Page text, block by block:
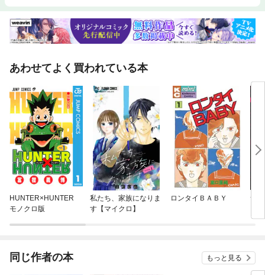
あわせてよく買われている本
HUNTER×HUNTER
モノクロ版
私たち、家族になりま
す【マイクロ】
ロンタイＢＡＢＹ
サ
同じ作者の本 もっと見る